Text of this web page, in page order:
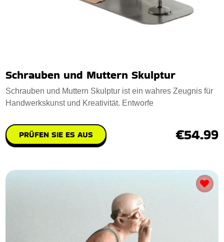
Schrauben und Muttern Skulptur
Schrauben und Muttern Skulptur ist ein wahres Zeugnis für
Handwerkskunst und Kreativität. Entworfe
PRÜFEN SIE ES AUS €54.99